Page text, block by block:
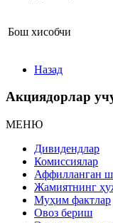
Бош хисобчи
Назад
Акциядорлар
МЕНЮ
Дивидендлар
Комиссиялар
Аффилланган
Жамиятнинг
Муҳим фактлар
Овоз бериш